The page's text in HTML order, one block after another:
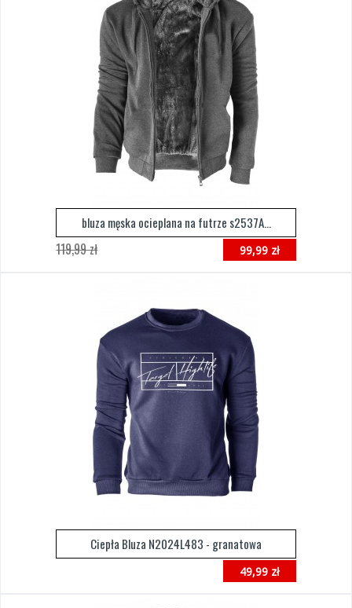
bluza męska ocieplana na futrze s2537A...
99,99 zł
119,99 zł
Ciepła Bluza N2024L483 - granatowa
49,99 zł